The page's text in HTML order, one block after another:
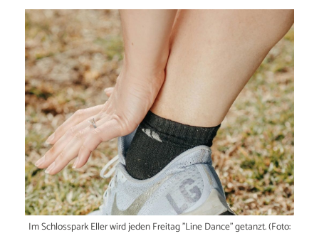
Im Schlosspark Eller wird jeden Freitag "Line Dance" getanzt. (Foto: